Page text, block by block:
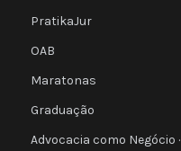
PratikaJur
OAB
Maratonas
Graduação
Advocacia como Negócio ·